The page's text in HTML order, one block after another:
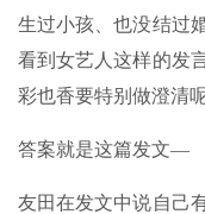
生过小孩、也没结过
看到女艺人这样的发
彩也香要特别做澄清
答案就是这篇发文—
友田在发文中说自己